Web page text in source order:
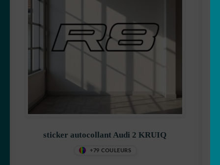
sticker autocollant Audi 2 KRUIQ
+79 COULEURS